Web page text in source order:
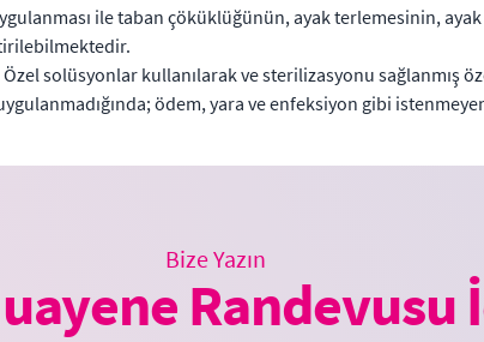
ile taban çöküklüğünün, ayak terlemesinin, ayak
solüsyonlar kullanılarak ve sterilizasyonu sağlanmış
ödem, yara ve enfeksiyon gibi
Bize Yazın
Randevusu